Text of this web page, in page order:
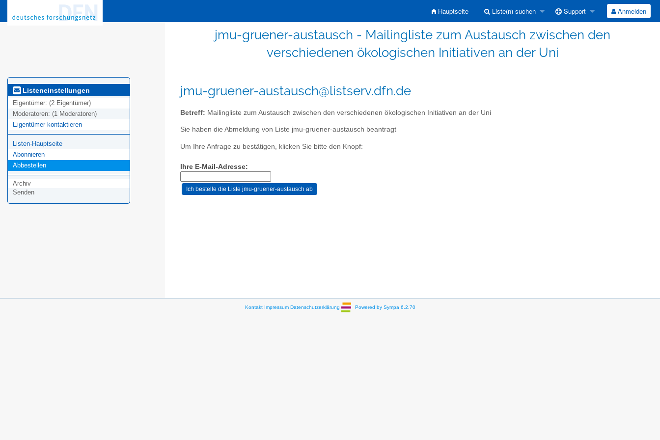
Hauptseite Liste(n) suchen Support Anmelden
jmu-gruener-austausch - Mailingliste zum Austausch zwischen den
verschiedenen ökologischen Initiativen an der Uni
Listeneinstellungen
Eigentümer: (2 Eigentümer)
Moderatoren: (1 Moderatoren)
Eigentümer kontaktieren
Listen-Hauptseite
Abonnieren
Abbestellen
Archiv
Senden
jmu-gruener-austausch@listserv.dfn.de
Betreff: Mailingliste zum Austausch zwischen den verschiedenen ökologischen Initiativen an der Uni
Sie haben die Abmeldung von Liste jmu-gruener-austausch beantragt
Um Ihre Anfrage zu bestätigen, klicken Sie bitte den Knopf:
Ihre E-Mail-Adresse:
Kontakt Impressum Datenschutzerklärung Powered by Sympa 6.2.70